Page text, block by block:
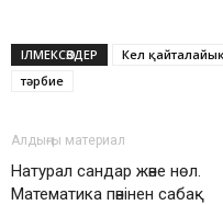
ІЛМЕКСӨЗДЕР Кел
тәрбие
Алдыңғы материал
Натурал сандар және нөл.
Математика пәнінен сабақ